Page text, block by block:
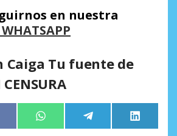
en nuestra
Caiga Tu fuente de
Compartir
en
WhatsApp Compartir
en
Telegram
en
LinkedIn